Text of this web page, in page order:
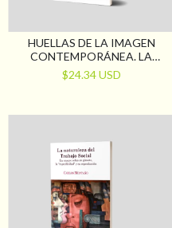
HUELLAS DE LA IMAGEN
CONTEMPORÁNEA. LA
EXPERIENCIA ESTÉTICA
ENTRE EL CÓDIGO Y LA
$24.34 USD